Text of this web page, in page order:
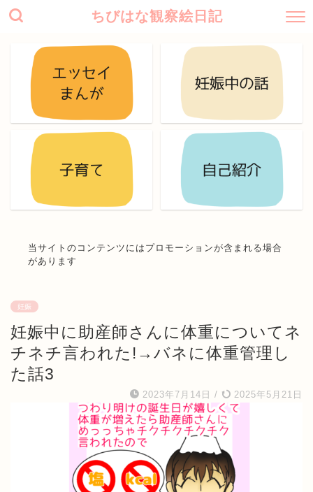
ちびはな観察絵日記
当サイトのコンテンツにはプロモーションが含まれる場合
があります
妊娠
妊娠中に助産師さんに体重についてネ
チネチ言われた!→バネに体重管理し
た話3
2023年7月14日 / 2025年5月21日